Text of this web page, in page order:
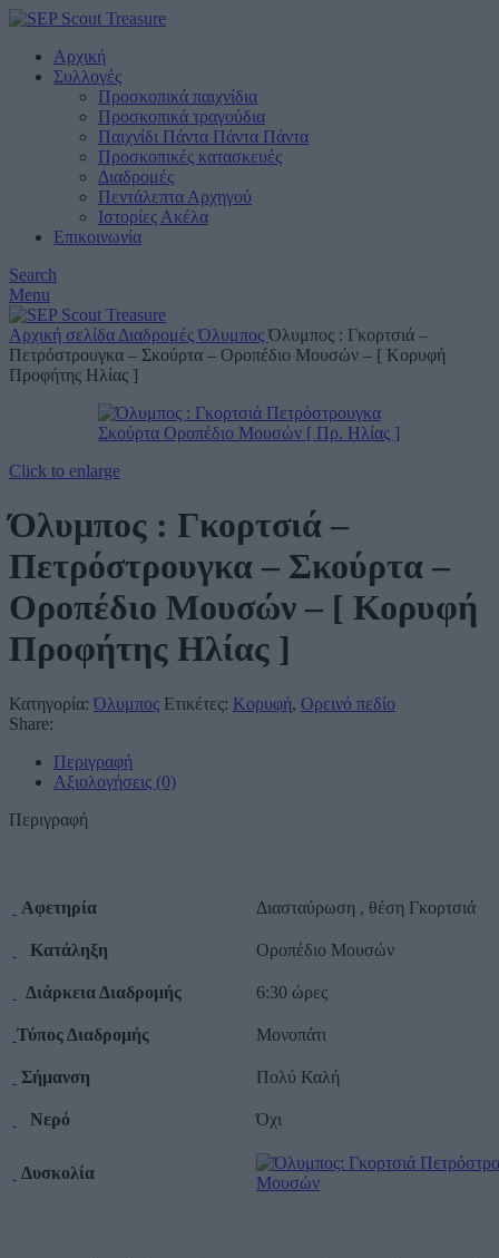
Αρχική
Συλλογές
Προσκοπικά παιχνίδια
Προσκοπικά τραγούδια
Παιχνίδι Πάντα Πάντα Πάντα
Προσκοπικές κατασκευές
Διαδρομές
Πεντάλεπτα Αρχηγού
Ιστορίες Ακέλα
Επικοινωνία
Search
Menu
Αρχική σελίδα ΔιαδρομέςΌλυμποςΌλυμπος : Γκορτσιά –
Πετρόστρουγκα – Σκούρτα – Οροπέδιο Μουσών – [ Κορυφή
Προφήτης Ηλίας ]
Click to enlarge
Όλυμπος : Γκορτσιά –
Πετρόστρουγκα – Σκούρτα –
Οροπέδιο Μουσών – [ Κορυφή
Προφήτης Ηλίας ]
Κατηγορία: Όλυμπος Ετικέτες: Κορυφή, Ορεινό πεδίο
Share:
Περιγραφή
Αξιολογήσεις (0)
Περιγραφή
Αφετηρία Διασταύρωση , θέση Γκορτσιά
Κατάληξη Οροπέδιο Μουσών
Διάρκεια Διαδρομής 6:30 ώρες
Τύπος Διαδρομής Μονοπάτι
Σήμανση Πολύ Καλή
Νερό Όχι
Δυσκολία